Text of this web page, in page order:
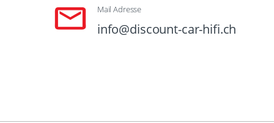
Mail Adresse
info@discount-car-hifi.ch